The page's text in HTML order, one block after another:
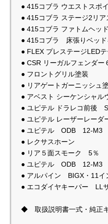
● 415コブラ ウエストスポ
● 415コブラ ステージ2リ
● 415コブラ ファトムヘッ
● 415コブラ　床張りベッド
● FLEX プレステージLED
● CSR リーガルフェンダー
● フロントグリル塗装
● リアゲートガーニッシュ
● アベスト シーケンシャル
● ユピテル ドラレコ前後　
● ユピテル レーザーレーダ
● ユピテル　ODB　12-M3
● レクサスホーン
● リア５面スモーク　5％
● ユピテル　ODB　12-M3
● アルパイン　BIGX・11
● エコダイヤキーパー　LL